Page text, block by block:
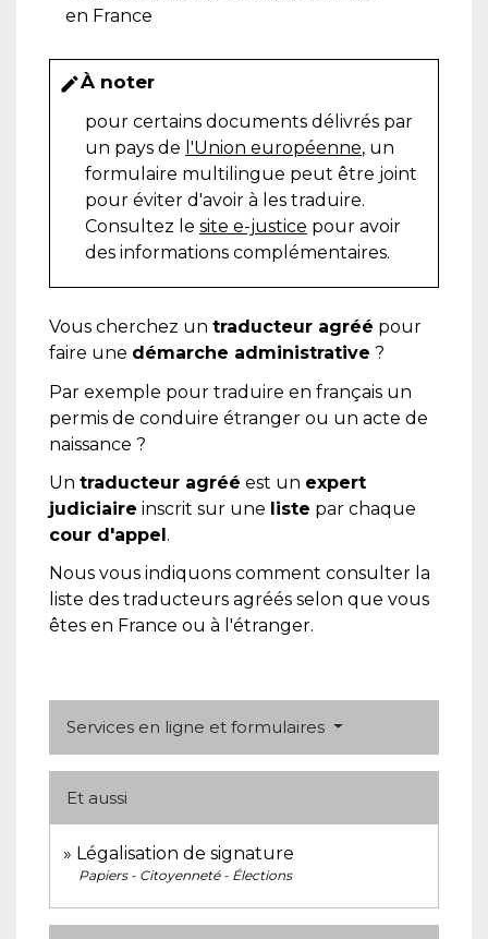
en France
editÀ noter
pour certains documents délivrés par
un pays de l'Union européenne, un
formulaire multilingue peut être joint
pour éviter d'avoir à les traduire.
Consultez le site e-justice pour avoir
des informations complémentaires.
Vous cherchez un traducteur agréé pour
faire une démarche administrative ?
Par exemple pour traduire en français un
permis de conduire étranger ou un acte de
naissance ?
Un traducteur agréé est un expert
judiciaire inscrit sur une liste par chaque
cour d'appel.
Nous vous indiquons comment consulter la
liste des traducteurs agréés selon que vous
êtes en France ou à l'étranger.
Services en ligne et formulaires
Et aussi
Légalisation de signature
Papiers - Citoyenneté - Élections